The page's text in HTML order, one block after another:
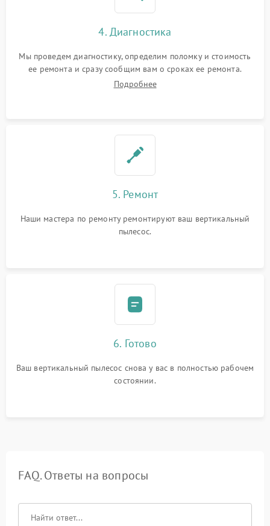
4. Диагностика
Мы проведем диагностику, определим поломку и стоимость
ее ремонта и сразу сообщим вам о сроках ее ремонта.
Подробнее
5. Ремонт
Наши мастера по ремонту ремонтируют ваш вертикальный
пылесос.
6. Готово
Ваш вертикальный пылесос снова у вас в полностью рабочем
состоянии.
FAQ. Ответы на вопросы